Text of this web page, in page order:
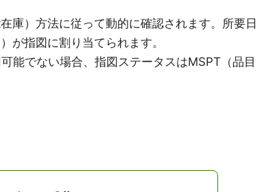
庫）方法に従って動的に確認されます。所要日
が指図に割り当てられます。
能でない場合、指図ステータスはMSPT（品目